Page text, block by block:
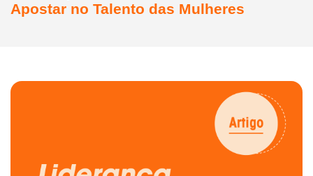
Apostar no Talento das Mulheres